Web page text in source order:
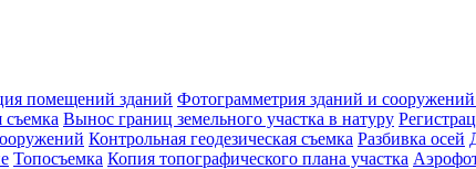
помещений зданий Фотограмметрия зданий и
съемка Вынос границ земельного участка в натуру
Контрольная геодезическая съемка Разбивка осей
Топосъемка Копия топографического плана участка